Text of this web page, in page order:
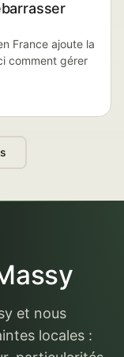
France ajoute la
comment gérer
et nous
locales :